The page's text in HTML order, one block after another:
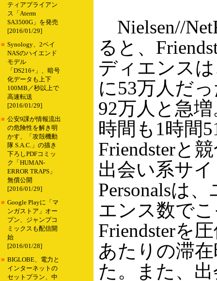
ティアプライアン
ス「Aterm
SA3500G」を発売
[2016/01/29]
■ Synology、2ベイ
NASのハイエンド
モデル
「DS216+」、暗号
化データも上下
100MB／秒以上で
高速転送
[2016/01/29]
■ 公安9課が情報流出
の危険性を解き明
かす、「攻殻機動
隊 S.A.C.」の描き
下ろしPDFコミッ
ク「HUMAN-
ERROR TRAPS」
無償公開
[2016/01/29]
■ Google Playに「マ
ンガストア」オー
プン、ジャンプコ
ミックスも配信開
始
[2016/01/28]
■ BIGLOBE、電力と
インターネットの
セットプラン、中
Nielsen//
ると、
ディエンス
に53万人だ
92万人と急
時間も1時間
Friendsterと
出会い系サ
Personalsは
エンス数で
Friendsterを
あたりの滞
た。また、